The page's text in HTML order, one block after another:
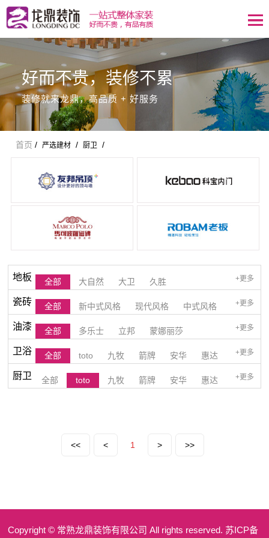
好而不贵，装修不累
装修就来龙鼎，高品质 + 好服务
首页 / 严选建材 / 厨卫 /
地板 +更多
全部 大自然 大卫 久胜
瓷砖 +更多
全部 新中式风格 现代风格 中式风格
欧式风格 美式风格 和式风格
后现代风格
油漆 +更多
全部 多乐士 立邦 蒙娜丽莎
简一
卫浴 +更多
全部 toto 九牧 箭牌 安华 惠达
法恩莎
厨卫 +更多
全部 toto 九牧 箭牌 安华 惠达
<< < 1 > >>
Copyright © 常熟龙鼎装饰有限公司 All rights reserved. 苏ICP备